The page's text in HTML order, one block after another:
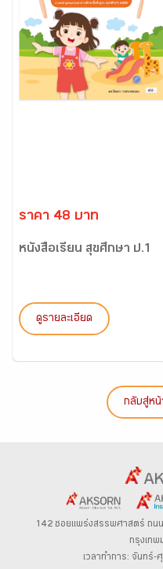
ราคา 48 บาท
หนังสือเรียน สุขศึกษา ป.1
ดูรายละเอียด
กลับสู่หน้
142 ซอยแพร่งสรรพศาสตร์ ถน
กรุงเท
เวลาทำการ: จันทร์-